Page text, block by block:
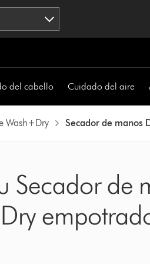
del cabello Cuidado del aire
Wash+Dry Secador de manos
Secador de